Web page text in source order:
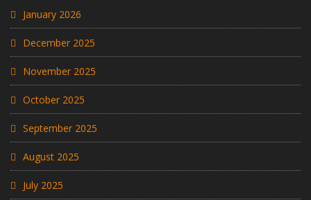
January 2026
December 2025
November 2025
October 2025
September 2025
August 2025
July 2025